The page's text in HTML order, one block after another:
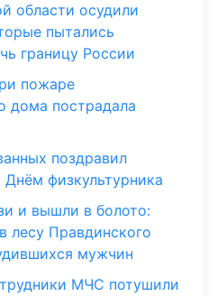
области осудили
пытались
границу России
пожаре
дома пострадала
поздравил
Днём физкультурника
и вышли в болото:
лесу Правдинского
мужчин
МЧС потушили